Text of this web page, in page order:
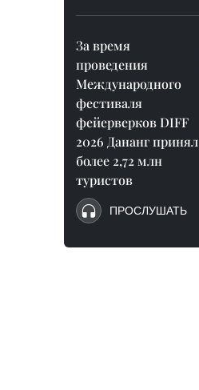
За время
проведения
Международного
фестиваля
фейерверков DIFF
2026 Дананг принял
более 2,72 млн
туристов
ПРОСЛУШАТЬ